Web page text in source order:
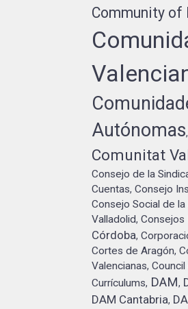
Community of
Autónomas,
Comunitat
Consejo de la
Cuentas,Consejo
Consejo Social de
Valladolid,Consejos
Córdoba,
Cortes de Aragón,
Valencianas,
Currículums, DAM,
DAM Cantabria,